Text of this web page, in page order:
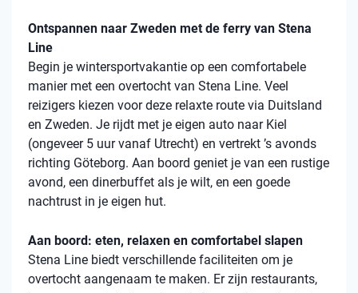
Ontspannen naar Zweden met de ferry van Stena
Line
Begin je wintersportvakantie op een comfortabele
manier met een overtocht van Stena Line. Veel
reizigers kiezen voor deze relaxte route via Duitsland
en Zweden. Je rijdt met je eigen auto naar Kiel
(ongeveer 5 uur vanaf Utrecht) en vertrekt ’s avonds
richting Göteborg. Aan boord geniet je van een rustige
avond, een dinerbuffet als je wilt, en een goede
nachtrust in je eigen hut.
Aan boord: eten, relaxen en comfortabel slapen
Stena Line biedt verschillende faciliteiten om je
overtocht aangenaam te maken. Er zijn restaurants,